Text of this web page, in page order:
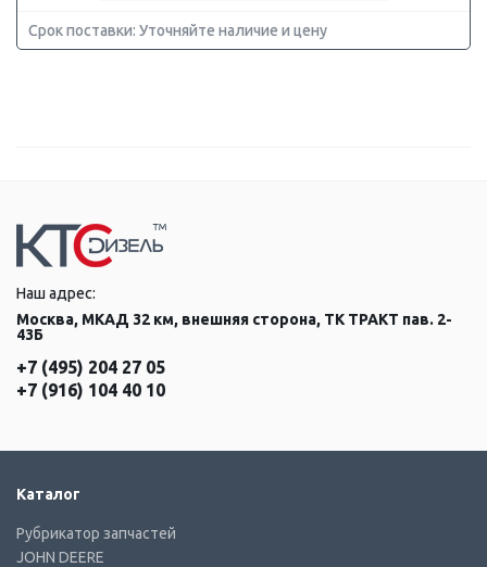
Срок поставки: Уточняйте наличие и цену
Наш адрес:
Москва, МКАД 32 км, внешняя сторона, ТК ТРАКТ пав. 2-
43Б
+7 (495) 204 27 05
+7 (916) 104 40 10
Каталог
Рубрикатор запчастей
JOHN DEERE